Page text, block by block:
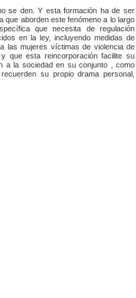
se den. Y esta formación ha de ser
que aborden este fenómeno a lo largo
que necesita de regulación
en la ley, incluyendo medidas de
las mujeres víctimas de violencia de
que esta reincorporación facilite su
a la sociedad en su conjunto , como
su propio drama personal,